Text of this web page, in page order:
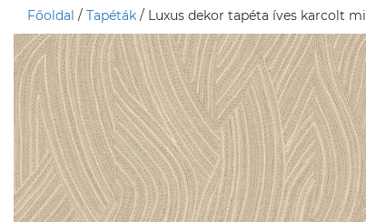
Főoldal / Tapéták / Luxus dekor tapéta íves karcolt